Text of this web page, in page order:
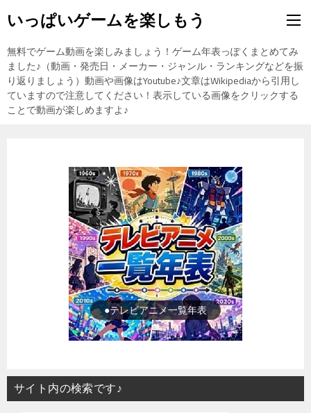
いっぱいゲームを楽しもう
無料でゲーム動画を楽しみましょう！ゲーム年表っぽくまとめてみ
ました♪（動画・発売日・メーカー・ジャンル・ランキングなどを振
り返りましょう）動画や画像はYoutube♪文章はWikipediaから引用し
ていますので注意してください！表示している画像をクリックする
ことで動画が楽しめますよ♪
●ゲーム一覧年表
サイト内の検索です♪